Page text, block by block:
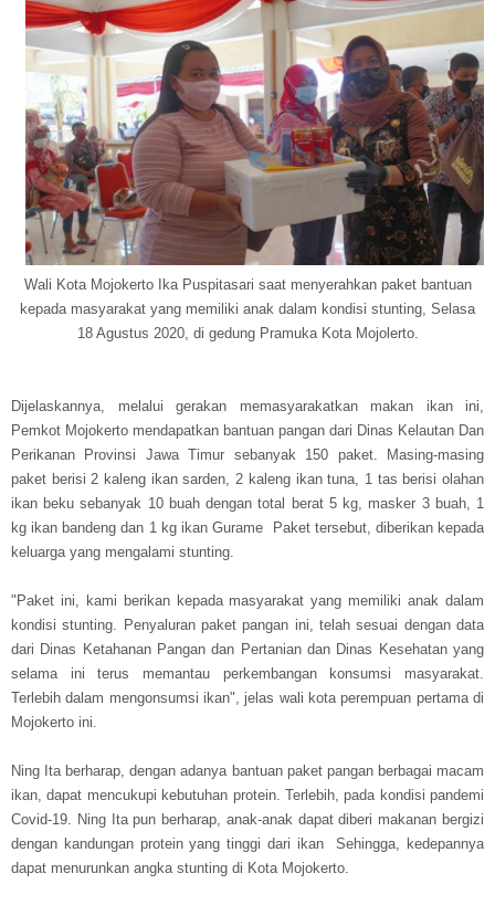
Wali Kota Mojokerto Ika Puspitasari saat menyerahkan paket bantuan
kepada masyarakat yang memiliki anak dalam kondisi stunting, Selasa
18 Agustus 2020, di gedung Pramuka Kota Mojolerto.
Dijelaskannya, melalui gerakan memasyarakatkan makan ikan ini,
Pemkot Mojokerto mendapatkan bantuan pangan dari Dinas Kelautan Dan
Perikanan Provinsi Jawa Timur sebanyak 150 paket. Masing-masing
paket berisi 2 kaleng ikan sarden, 2 kaleng ikan tuna, 1 tas berisi olahan
ikan beku sebanyak 10 buah dengan total berat 5 kg, masker 3 buah, 1
kg ikan bandeng dan 1 kg ikan Gurame Paket tersebut, diberikan kepada
keluarga yang mengalami stunting.
"Paket ini, kami berikan kepada masyarakat yang memiliki anak dalam
kondisi stunting. Penyaluran paket pangan ini, telah sesuai dengan data
dari Dinas Ketahanan Pangan dan Pertanian dan Dinas Kesehatan yang
selama ini terus memantau perkembangan konsumsi masyarakat.
Terlebih dalam mengonsumsi ikan", jelas wali kota perempuan pertama di
Mojokerto ini.
Ning Ita berharap, dengan adanya bantuan paket pangan berbagai macam
ikan, dapat mencukupi kebutuhan protein. Terlebih, pada kondisi pandemi
Covid-19. Ning Ita pun berharap, anak-anak dapat diberi makanan bergizi
dengan kandungan protein yang tinggi dari ikan Sehingga, kedepannya
dapat menurunkan angka stunting di Kota Mojokerto.